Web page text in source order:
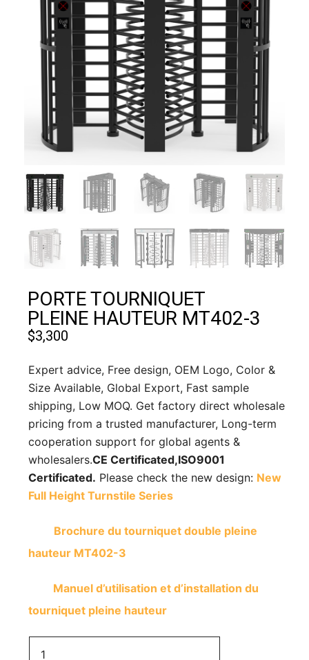
PORTE TOURNIQUET
PLEINE HAUTEUR MT402-3
$3,300
Expert advice, Free design, OEM Logo, Color &
Size Available, Global Export, Fast sample
shipping, Low MOQ. Get factory direct wholesale
pricing from a trusted manufacturer, Long-term
cooperation support for global agents &
wholesalers.CE Certificated,ISO9001
Certificated. Please check the new design: New
Full Height Turnstile Series
Brochure du tourniquet double pleine
hauteur MT402-3
Manuel d’utilisation et d’installation du
tourniquet pleine hauteur